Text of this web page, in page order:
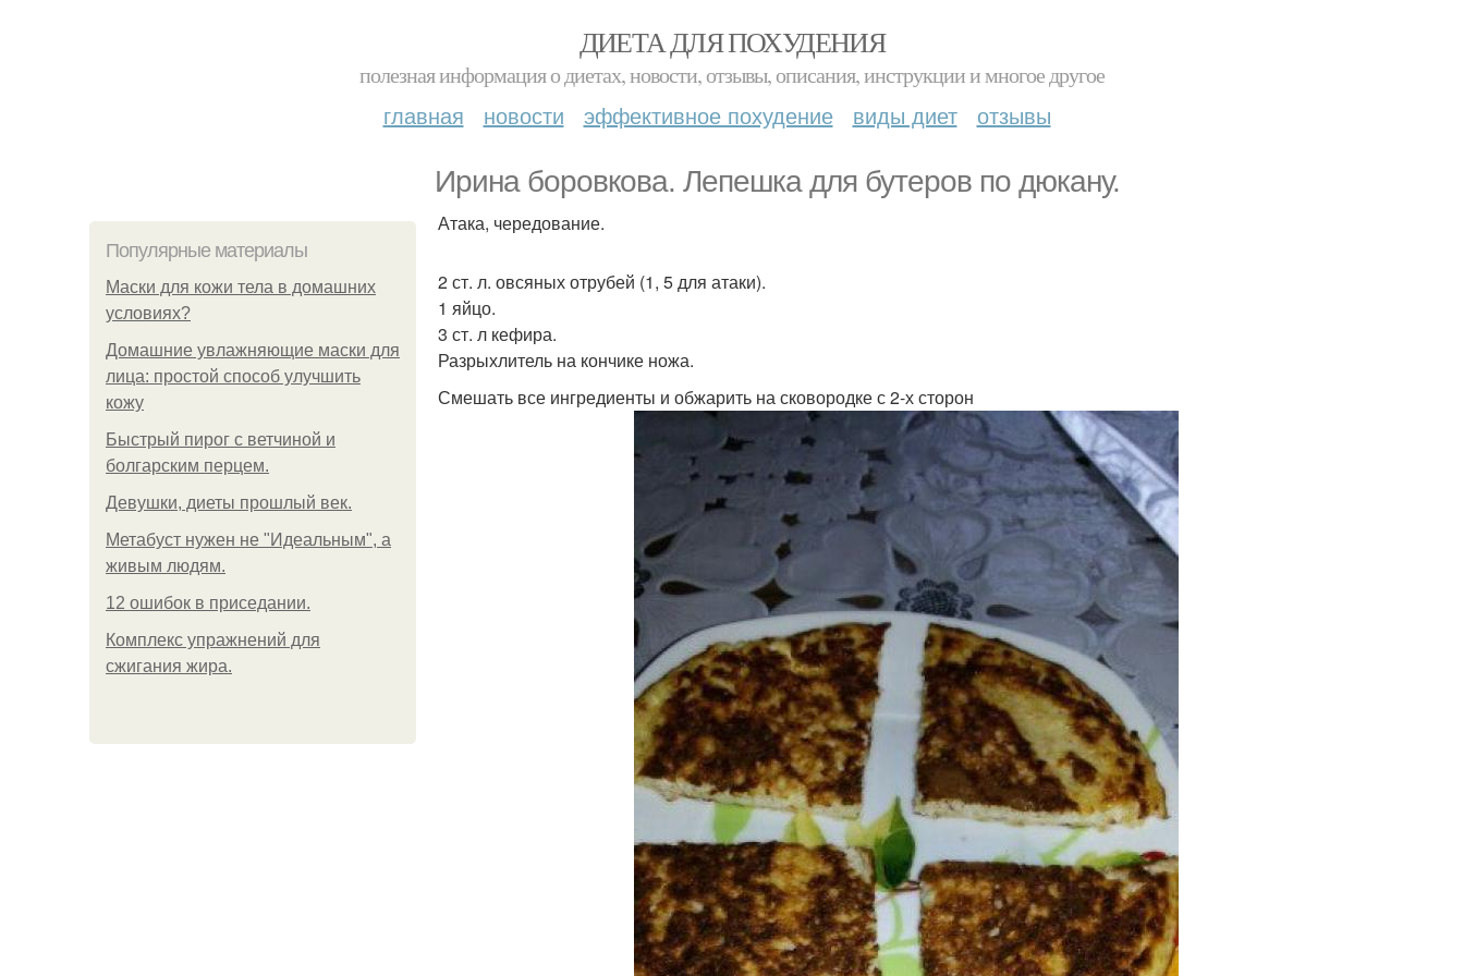
ДИЕТА ДЛЯ ПОХУДЕНИЯ
полезная информация о диетах, новости, отзывы, описания, инструкции и многое другое
главная новости эффективное похудение виды диет отзывы
Ирина боровкова. Лепешка для бутеров по дюкану.
Популярные материалы
Маски для кожи тела в домашних
условиях?
Домашние увлажняющие маски для
лица: простой способ улучшить
кожу
Быстрый пирог с ветчиной и
болгарским перцем.
Девушки, диеты прошлый век.
Метабуст нужен не "Идеальным", а
живым людям.
12 ошибок в приседании.
Комплекс упражнений для
сжигания жира.
Атака, чередование.
2 ст. л. овсяных отрубей (1, 5 для атаки).
1 яйцо.
3 ст. л кефира.
Разрыхлитель на кончике ножа.
Смешать все ингредиенты и обжарить на сковородке с 2-х сторон